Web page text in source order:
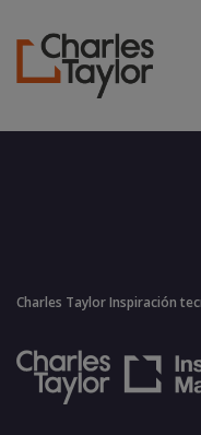
Charles Taylor Inspiración